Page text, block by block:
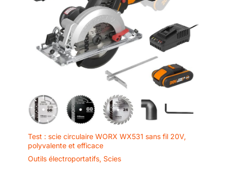
Test : scie circulaire WORX WX531 sans fil 20V,
polyvalente et efficace
Outils électroportatifs, Scies